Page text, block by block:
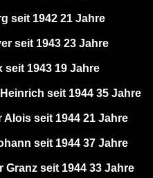
seit 1942 21 Jahre
seit 1943 23 Jahre
seit 1943 19 Jahre
seit 1944 35 Jahre
Alois seit 1944 21 Jahre
seit 1944 37 Jahre
Granz seit 1944 33 Jahre